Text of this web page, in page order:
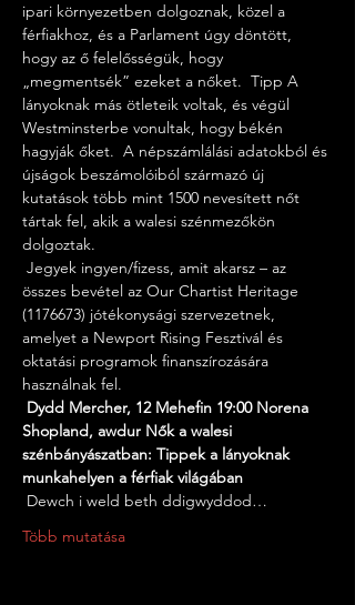
ipari környezetben dolgoznak, közel a
férfiakhoz, és a Parlament úgy döntött,
hogy az ő felelősségük, hogy
„megmentsék” ezeket a nőket.  Tipp A
lányoknak más ötleteik voltak, és végül
Westminsterbe vonultak, hogy békén
hagyják őket.  A népszámlálási adatokból és
újságok beszámolóiból származó új
kutatások több mint 1500 nevesített nőt
tártak fel, akik a walesi szénmezőkön
dolgoztak.
összes bevétel az Our Chartist Heritage
(1176673) jótékonysági szervezetnek,
amelyet a Newport Rising Fesztivál és
oktatási programok finanszírozására
használnak fel.
Dydd Mercher, 12 Mehefin 19:00 Norena
Shopland, awdur Nők a walesi
szénbányászatban: Tippek a lányoknak
munkahelyen a férfiak világában
Dewch i weld beth ddigwyddod…
Több mutatása